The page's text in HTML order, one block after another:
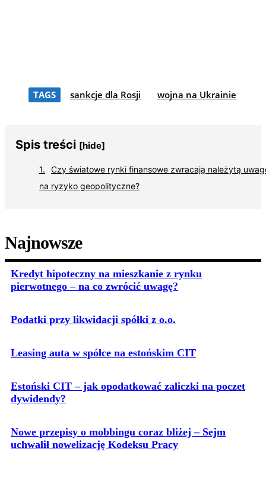
TAGS sankcje dla Rosji wojna na Ukrainie
Spis treści [hide]
Czy światowe rynki finansowe zwracają należytą
na ryzyko geopolityczne?
Najnowsze
Kredyt hipoteczny na mieszkanie z rynku
pierwotnego – na co zwrócić uwagę?
Podatki przy likwidacji spółki z o.o.
Leasing auta w spółce na estońskim CIT
Estoński CIT – jak opodatkować zaliczki na poczet
dywidendy?
Nowe przepisy o mobbingu coraz bliżej – Sejm
uchwalił nowelizację Kodeksu Pracy